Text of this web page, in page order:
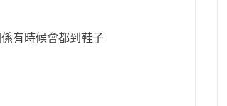
有時候會都到鞋子